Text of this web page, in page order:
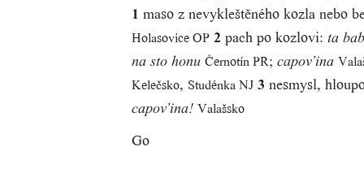
1 maso z nevykleštěného kozla nebo
Holasovice OP 2 pach po kozlovi: ta
na sto honu Černotín PR; capov’ina
Kelečsko, Studénka NJ 3 nesmysl,
capov’ina! Valašsko
Go